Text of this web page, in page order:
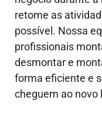
retome as
possível. Nossa
profissionais
desmontar e
forma eficiente e
cheguem ao novo